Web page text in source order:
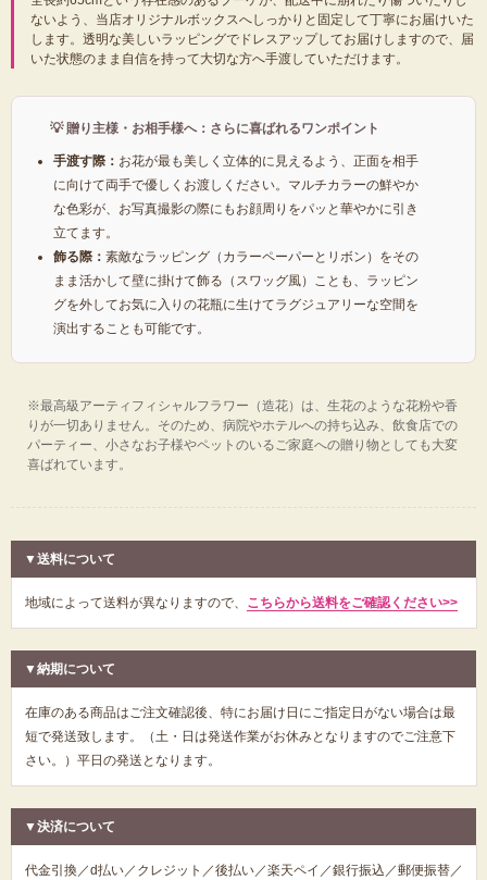
ないよう、当店オリジナルボックスへしっかりと固定して丁寧にお届けいた
します。透明な美しいラッピングでドレスアップしてお届けしますので、届
いた状態のまま自信を持って大切な方へ手渡していただけます。
💡 贈り主様・お相手様へ：さらに喜ばれるワンポイント
手渡す際： お花が最も美しく立体的に見えるよう、正面を相手
に向けて両手で優しくお渡しください。マルチカラーの鮮やか
な色彩が、お写真撮影の際にもお顔周りをパッと華やかに引き
立てます。
飾る際： 素敵なラッピング（カラーペーパーとリボン）をその
まま活かして壁に掛けて飾る（スワッグ風）ことも、ラッピン
グを外してお気に入りの花瓶に生けてラグジュアリーな空間を
演出することも可能です。
※最高級アーティフィシャルフラワー（造花）は、生花のような花粉や香
りが一切ありません。そのため、病院やホテルへの持ち込み、飲食店での
パーティー、小さなお子様やペットのいるご家庭への贈り物としても大変
喜ばれています。
▼送料について
地域によって送料が異なりますので、 こちらから送料をご確認ください>>
▼納期について
在庫のある商品はご注文確認後、特にお届け日にご指定日がない場合は最
短で発送致します。（土・日は発送作業がお休みとなりますのでご注意下
さい。）平日の発送となります。
▼決済について
代金引換／d払い／クレジット／後払い／楽天ペイ／銀行振込／郵便振替／